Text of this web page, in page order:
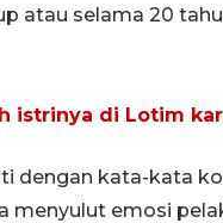
atau selama 20
istrinya di Lotim
dengan kata-kata
menyulut emosi